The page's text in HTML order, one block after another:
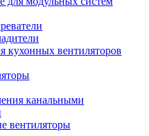
кухонных вентиляторов
канальными
вентиляторы